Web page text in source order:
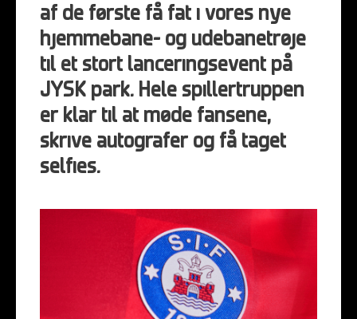
af de første få fat i vores nye
hjemmebane- og udebanetrøje
til et stort lanceringsevent på
JYSK park. Hele spillertruppen
er klar til at møde fansene,
skrive autografer og få taget
selfies.